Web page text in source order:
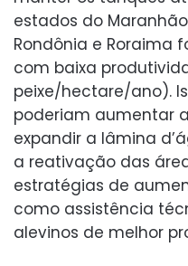
estados do
Rondônia e Roraima
com baixa
peixe/hectare/ano).
poderiam aumentar
expandir a lâmina
a reativação das
estratégias de
como assistência
alevinos de melhor